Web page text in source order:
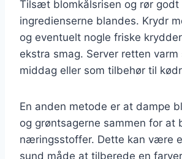
Tilsæt blomkålsrisen og rør godt
ingredienserne blandes. Krydr
og eventuelt nogle friske
ekstra smag. Server retten varm
middag eller som tilbehør til
En anden metode er at dampe
og grøntsagerne sammen for at
næringsstoffer. Dette kan være
sund måde at tilberede en